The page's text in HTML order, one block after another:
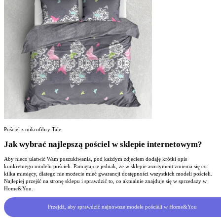
Pościel z mikrofibry Tale
Jak wybrać najlepszą pościel w sklepie internetowym?
Aby nieco ułatwić Wam poszukiwania, pod każdym zdjęciem dodaję krótki opis
konkretnego modelu pościeli. Pamiętajcie jednak, że w sklepie asortyment zmienia się co
kilka miesięcy, dlatego nie możecie mieć gwarancji dostępności wszystkich modeli pościeli.
Najlepiej przejść na stronę sklepu i sprawdzić to, co aktualnie znajduje się w sprzedaży w
Home&You.
Przejdź, aby sprawdzić najnowsze modele pościeli w Home&You